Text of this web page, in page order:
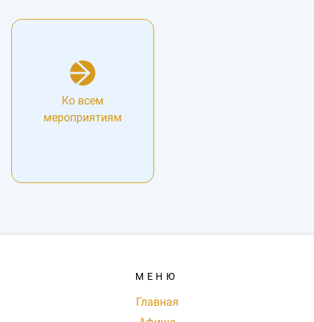
Ко всем
мероприятиям
МЕНЮ
Главная